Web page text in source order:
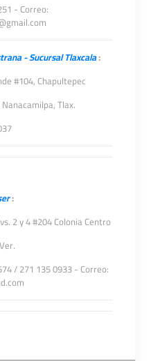
- Correo:
- Sucursal Tlaxcala:
#104, Chapultepec
Tlax.
:
2 y 4 #204 Colonia Centro
/ 271 135 0933 - Correo: